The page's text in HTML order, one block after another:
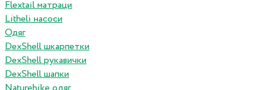
Flextail матраци
Litheli насоси
Одяг
DexShell шкарпетки
DexShell рукавички
DexShell шапки